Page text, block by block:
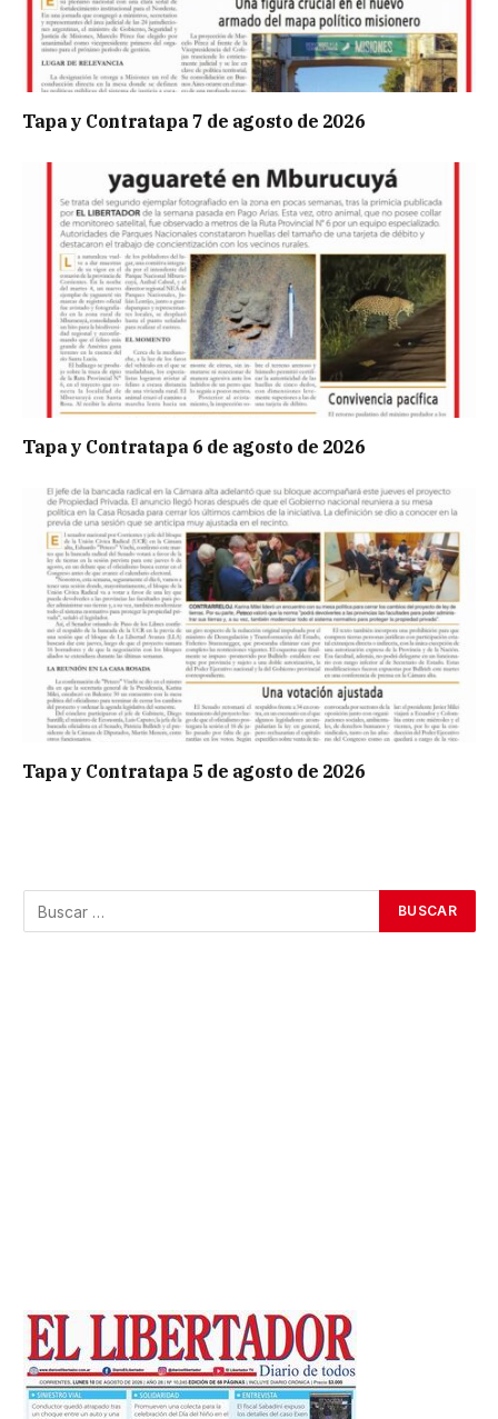
Tapa y Contratapa 7 de agosto de 2026
Tapa y Contratapa 6 de agosto de 2026
Tapa y Contratapa 5 de agosto de 2026